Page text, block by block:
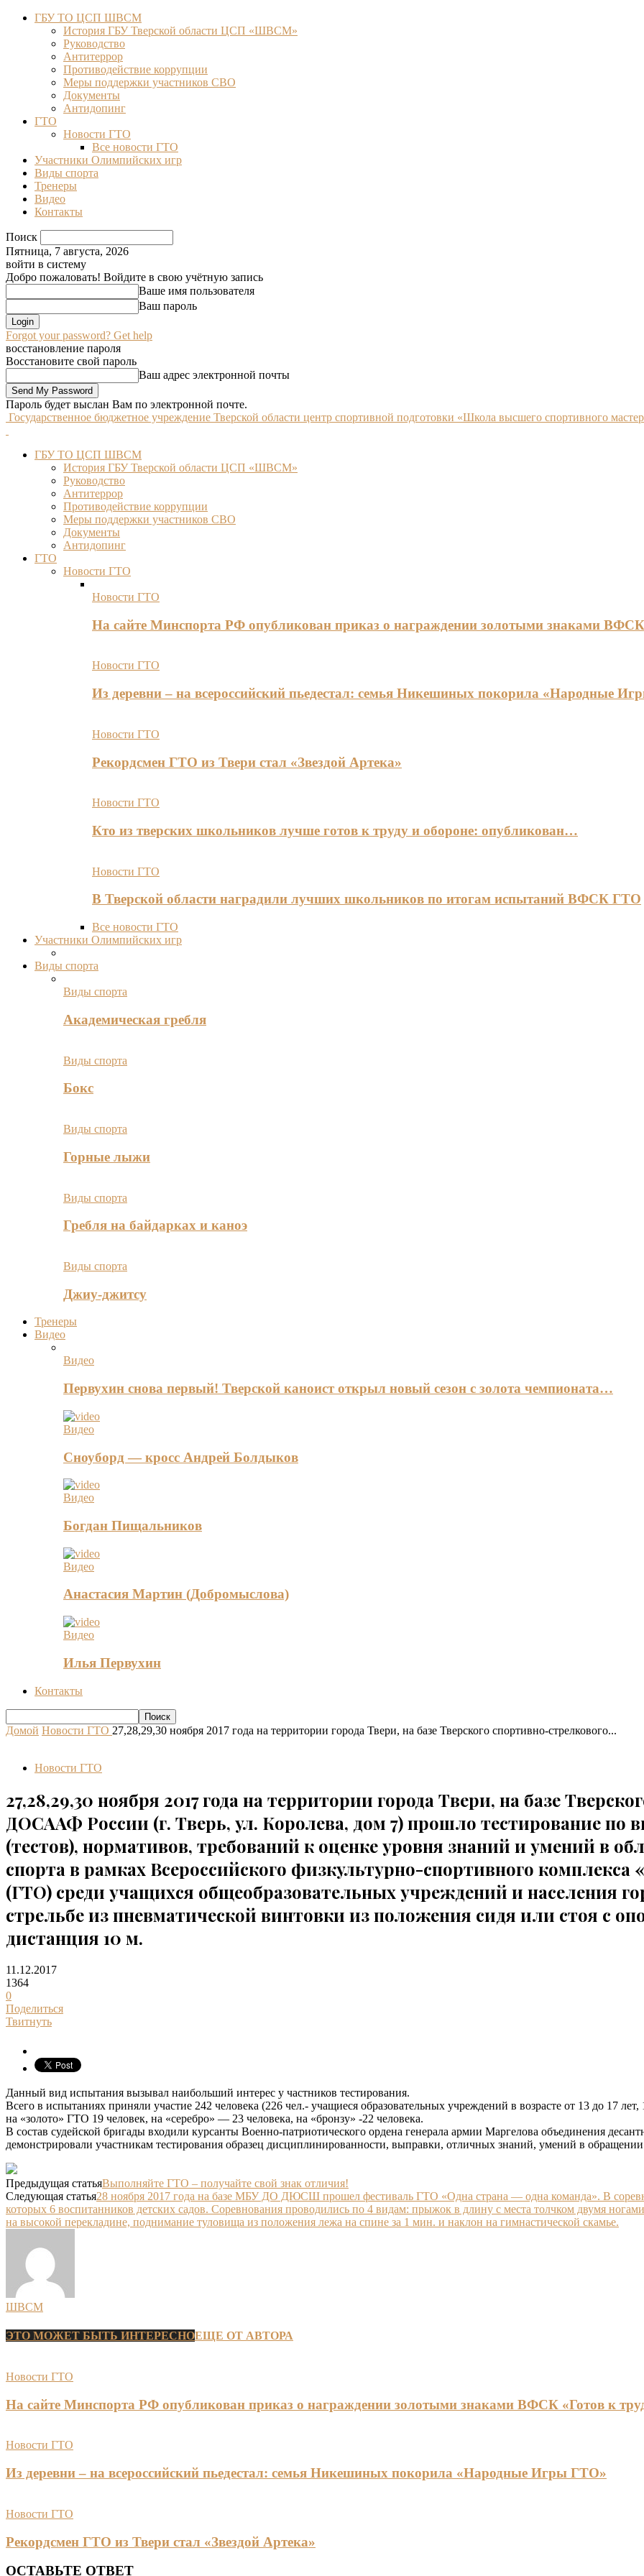
ГБУ ТО ЦСП ШВСМ
История ГБУ Тверской области ЦСП «ШВСМ»
Руководство
Антитеррор
Противодействие коррупции
Меры поддержки участников СВО
Документы
Антидопинг
ГТО
Новости ГТО
Все новости ГТО
Участники Олимпийских игр
Виды спорта
Тренеры
Видео
Контакты
Поиск
Пятница, 7 августа, 2026
войти в систему
Добро пожаловать! Войдите в свою учётную запись
Ваше имя пользователя
Ваш пароль
Forgot your password? Get help
восстановление пароля
Восстановите свой пароль
Ваш адрес электронной почты
Пароль будет выслан Вам по электронной почте.
Государственное бюджетное учреждение Тверской области центр спортивной подготовки «Школа высшего спортивного
ГБУ ТО ЦСП ШВСМ
История ГБУ Тверской области ЦСП «ШВСМ»
Руководство
Антитеррор
Противодействие коррупции
Меры поддержки участников СВО
Документы
Антидопинг
ГТО
Новости ГТО
Новости ГТО
На сайте Минспорта РФ опубликован приказ о награждении золотыми знаками
Новости ГТО
Из деревни – на всероссийский пьедестал: семья Никешиных покорила «Народные
Новости ГТО
Рекордсмен ГТО из Твери стал «Звездой Артека»
Новости ГТО
Кто из тверских школьников лучше готов к труду и обороне: опубликован…
Новости ГТО
В Тверской области наградили лучших школьников по итогам испытаний ВФСК ГТО
Все новости ГТО
Участники Олимпийских игр
Виды спорта
Виды спорта
Академическая гребля
Виды спорта
Бокс
Виды спорта
Горные лыжи
Виды спорта
Гребля на байдарках и каноэ
Виды спорта
Джиу-джитсу
Тренеры
Видео
Видео
Первухин снова первый! Тверской каноист открыл новый сезон с золота чемпионата…
Видео
Сноуборд — кросс Андрей Болдыков
Видео
Богдан Пищальников
Видео
Анастасия Мартин (Добромыслова)
Видео
Илья Первухин
Контакты
Домой Новости ГТО 27,28,29,30 ноября 2017 года на территории города Твери, на базе Тверского спортивно-стрелкового...
Новости ГТО
27,28,29,30 ноября 2017 года на территории города Твери, на базе
ДОСААФ России (г. Тверь, ул. Королева, дом 7) прошло тестирование
(тестов), нормативов, требований к оценке уровня знаний и умений в
спорта в рамках Всероссийского физкультурно-спортивного комплекса
(ГТО) среди учащихся общеобразовательных учреждений и населения
стрельбе из пневматической винтовки из положения сидя или стоя с
дистанция 10 м.
11.12.2017
1364
0
Поделиться
Твитнуть
Данный вид испытания вызывал наибольший интерес у частников тестирования.
Всего в испытаниях приняли участие 242 человека (226 чел.- учащиеся образовательных учреждений в возрасте от 13 до 17
на «золото» ГТО 19 человек, на «серебро» — 23 человека, на «бронзу» -22 человека.
В состав судейской бригады входили курсанты Военно-патриотического ордена генерала армии Маргелова объединения
демонстрировали участникам тестирования образец дисциплинированности, выправки, отличных знаний, умений в
Предыдущая статьяВыполняйте ГТО – получайте свой знак отличия!
Следующая статья28 ноября 2017 года на базе МБУ ДО ДЮСШ прошел фестиваль ГТО «Одна страна — одна команда». В
которых 6 воспитанников детских садов. Соревнования проводились по 4 видам: прыжок в длину с места толчком двумя
на высокой перекладине, поднимание туловища из положения лежа на спине за 1 мин. и наклон на гимнастической скамье.
ШВСМ
ЭТО МОЖЕТ БЫТЬ ИНТЕРЕСНОЕЩЕ ОТ АВТОРА
Новости ГТО
На сайте Минспорта РФ опубликован приказ о награждении золотыми знаками ВФСК «Готов к
Новости ГТО
Из деревни – на всероссийский пьедестал: семья Никешиных покорила «Народные Игры ГТО»
Новости ГТО
Рекордсмен ГТО из Твери стал «Звездой Артека»
ОСТАВЬТЕ ОТВЕТ